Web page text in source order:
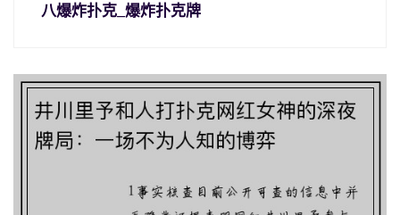
八爆炸扑克_爆炸扑克牌